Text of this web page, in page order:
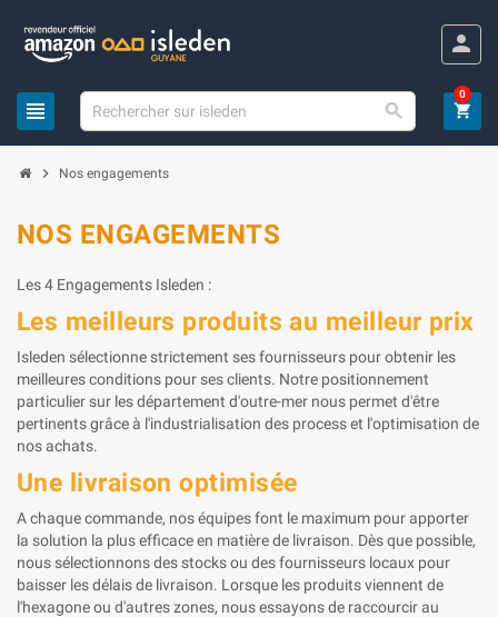
person
view_headline  shopping_cart
0
chevron_right Nos engagements
NOS ENGAGEMENTS
Les 4 Engagements Isleden :
Les meilleurs produits au meilleur prix
Isleden sélectionne strictement ses fournisseurs pour obtenir les
meilleures conditions pour ses clients. Notre positionnement
particulier sur les département d'outre-mer nous permet d'être
pertinents grâce à l'industrialisation des process et l'optimisation de
nos achats.
Une livraison optimisée
A chaque commande, nos équipes font le maximum pour apporter
la solution la plus efficace en matière de livraison. Dès que possible,
nous sélectionnons des stocks ou des fournisseurs locaux pour
baisser les délais de livraison. Lorsque les produits viennent de
l'hexagone ou d'autres zones, nous essayons de raccourcir au